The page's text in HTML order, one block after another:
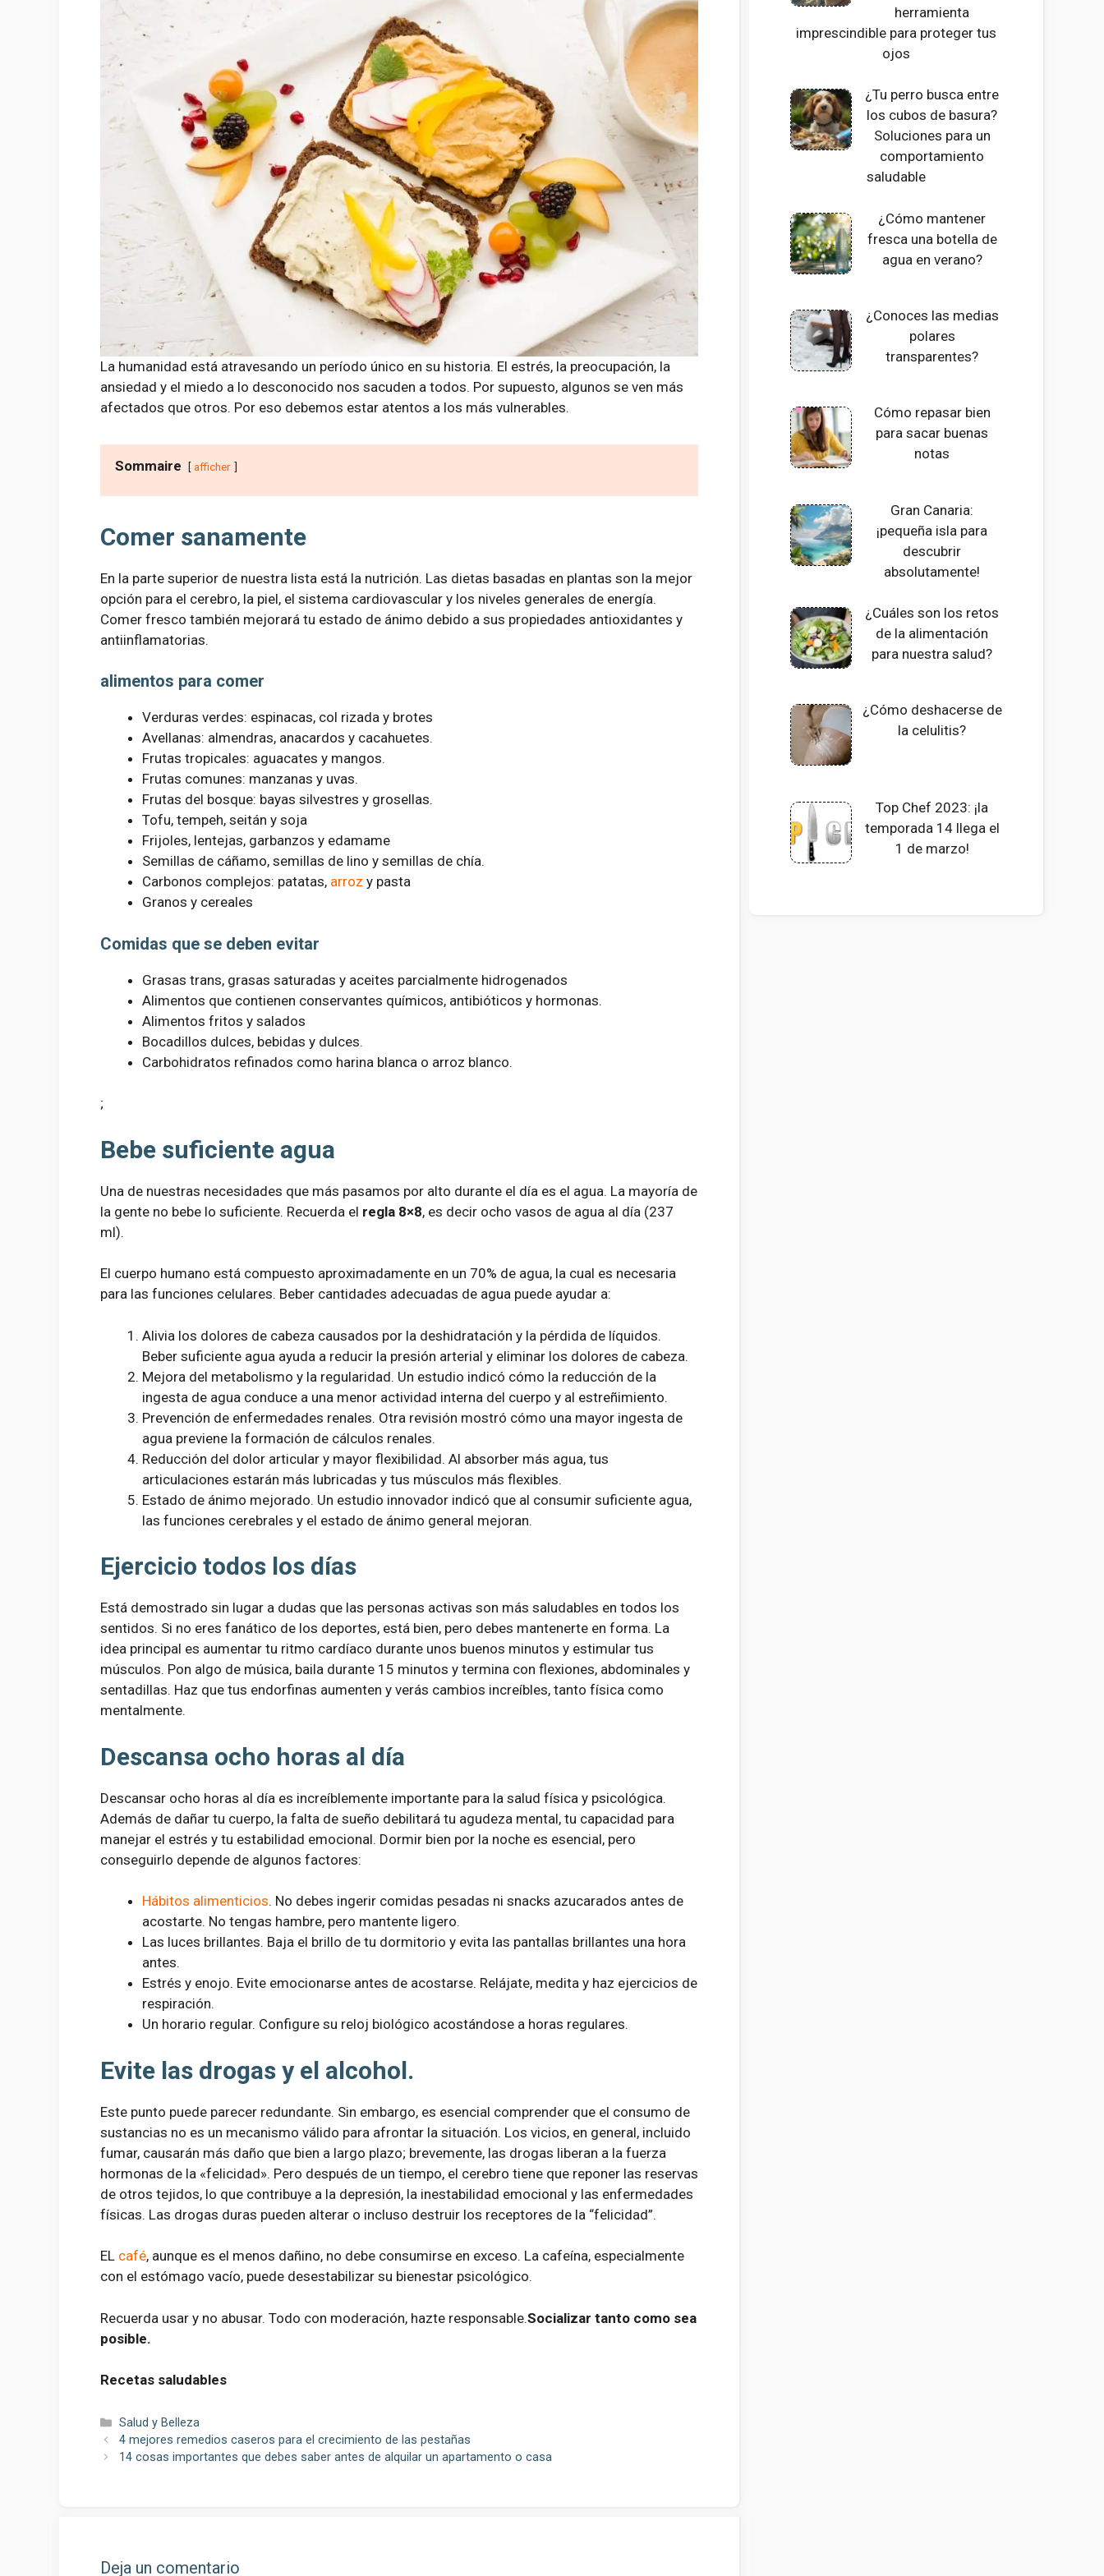
La humanidad está atravesando un período único en su historia. El estrés, la preocupación, la
ansiedad y el miedo a lo desconocido nos sacuden a todos. Por supuesto, algunos se ven más
afectados que otros. Por eso debemos estar atentos a los más vulnerables.
Sommaire afficher
Comer sanamente
En la parte superior de nuestra lista está la nutrición. Las dietas basadas en plantas son la mejor
opción para el cerebro, la piel, el sistema cardiovascular y los niveles generales de energía.
Comer fresco también mejorará tu estado de ánimo debido a sus propiedades antioxidantes y
antiinflamatorias.
alimentos para comer
Verduras verdes: espinacas, col rizada y brotes
Avellanas: almendras, anacardos y cacahuetes.
Frutas tropicales: aguacates y mangos.
Frutas comunes: manzanas y uvas.
Frutas del bosque: bayas silvestres y grosellas.
Tofu, tempeh, seitán y soja
Frijoles, lentejas, garbanzos y edamame
Semillas de cáñamo, semillas de lino y semillas de chía.
Carbonos complejos: patatas, arroz y pasta
Granos y cereales
Comidas que se deben evitar
Grasas trans, grasas saturadas y aceites parcialmente hidrogenados
Alimentos que contienen conservantes químicos, antibióticos y hormonas.
Alimentos fritos y salados
Bocadillos dulces, bebidas y dulces.
Carbohidratos refinados como harina blanca o arroz blanco.
;
Bebe suficiente agua
Una de nuestras necesidades que más pasamos por alto durante el día es el agua. La mayoría de
la gente no bebe lo suficiente. Recuerda el regla 8×8, es decir ocho vasos de agua al día (237
ml).
El cuerpo humano está compuesto aproximadamente en un 70% de agua, la cual es necesaria
para las funciones celulares. Beber cantidades adecuadas de agua puede ayudar a:
Alivia los dolores de cabeza causados ​​por la deshidratación y la pérdida de líquidos.
Beber suficiente agua ayuda a reducir la presión arterial y eliminar los dolores de cabeza.
Mejora del metabolismo y la regularidad. Un estudio indicó cómo la reducción de la
ingesta de agua conduce a una menor actividad interna del cuerpo y al estreñimiento.
Prevención de enfermedades renales. Otra revisión mostró cómo una mayor ingesta de
agua previene la formación de cálculos renales.
Reducción del dolor articular y mayor flexibilidad. Al absorber más agua, tus
articulaciones estarán más lubricadas y tus músculos más flexibles.
Estado de ánimo mejorado. Un estudio innovador indicó que al consumir suficiente agua,
las funciones cerebrales y el estado de ánimo general mejoran.
Ejercicio todos los días
Está demostrado sin lugar a dudas que las personas activas son más saludables en todos los
sentidos. Si no eres fanático de los deportes, está bien, pero debes mantenerte en forma. La
idea principal es aumentar tu ritmo cardíaco durante unos buenos minutos y estimular tus
músculos. Pon algo de música, baila durante 15 minutos y termina con flexiones, abdominales y
sentadillas. Haz que tus endorfinas aumenten y verás cambios increíbles, tanto física como
mentalmente.
Descansa ocho horas al día
Descansar ocho horas al día es increíblemente importante para la salud física y psicológica.
Además de dañar tu cuerpo, la falta de sueño debilitará tu agudeza mental, tu capacidad para
manejar el estrés y tu estabilidad emocional. Dormir bien por la noche es esencial, pero
conseguirlo depende de algunos factores:
Hábitos alimenticios. No debes ingerir comidas pesadas ni snacks azucarados antes de
acostarte. No tengas hambre, pero mantente ligero.
Las luces brillantes. Baja el brillo de tu dormitorio y evita las pantallas brillantes una hora
antes.
Estrés y enojo. Evite emocionarse antes de acostarse. Relájate, medita y haz ejercicios de
respiración.
Un horario regular. Configure su reloj biológico acostándose a horas regulares.
Evite las drogas y el alcohol.
Este punto puede parecer redundante. Sin embargo, es esencial comprender que el consumo de
sustancias no es un mecanismo válido para afrontar la situación. Los vicios, en general, incluido
fumar, causarán más daño que bien a largo plazo; brevemente, las drogas liberan a la fuerza
hormonas de la «felicidad». Pero después de un tiempo, el cerebro tiene que reponer las reservas
de otros tejidos, lo que contribuye a la depresión, la inestabilidad emocional y las enfermedades
físicas. Las drogas duras pueden alterar o incluso destruir los receptores de la “felicidad”.
EL café, aunque es el menos dañino, no debe consumirse en exceso. La cafeína, especialmente
con el estómago vacío, puede desestabilizar su bienestar psicológico.
Recuerda usar y no abusar. Todo con moderación, hazte responsable.Socializar tanto como sea
posible.
Recetas saludables
Categorías
Salud y Belleza
4 mejores remedios caseros para el crecimiento de las pestañas
14 cosas importantes que debes saber antes de alquilar un apartamento o casa
Deja un comentario
herramienta
imprescindible para proteger tus
ojos
¿Tu perro busca entre
los cubos de basura?
Soluciones para un
comportamiento
saludable
¿Cómo mantener
fresca una botella de
agua en verano?
¿Conoces las medias
polares
transparentes?
Cómo repasar bien
para sacar buenas
notas
Gran Canaria:
¡pequeña isla para
descubrir
absolutamente!
¿Cuáles son los retos
de la alimentación
para nuestra salud?
¿Cómo deshacerse de
la celulitis?
Top Chef 2023: ¡la
temporada 14 llega el
1 de marzo!